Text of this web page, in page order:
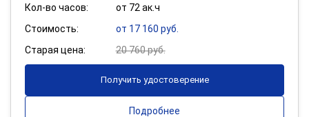
Кол-во часов:
от 72 ак.ч
Стоимость:
от 17 160 руб.
Старая цена:
20 760 руб.
Получить удостоверение
Подробнее